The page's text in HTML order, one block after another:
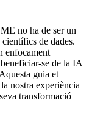
no ha de ser un
de dades.
enfocament
se de la IA
guia et
nostra experiència
transformació